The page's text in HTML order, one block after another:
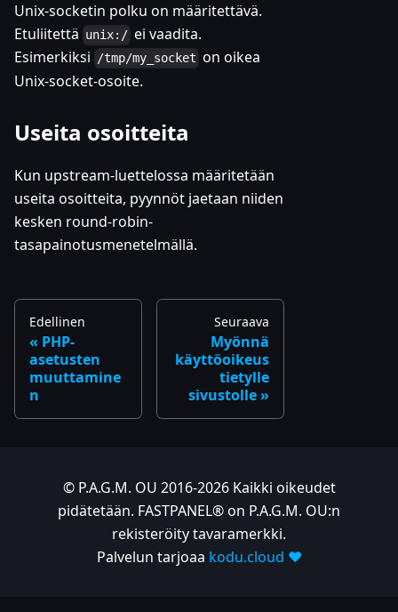
Unix-socketin polku on määritettävä.
Etuliitettä unix:/ ei vaadita.
Esimerkiksi /tmp/my_socket on oikea
Unix-socket-osoite.
Useita osoitteita
Kun upstream-luettelossa määritetään
useita osoitteita, pyynnöt jaetaan niiden
kesken round-robin-
tasapainotusmenetelmällä.
Edellinen
PHP-
asetusten
muuttamine
n
Seuraava
Myönnä
käyttöoikeus
tietylle
sivustolle
© P.A.G.M. OU 2016-2026 Kaikki oikeudet
pidätetään. FASTPANEL® on P.A.G.M. OU:n
rekisteröity tavaramerkki.
Palvelun tarjoaa kodu.cloud ❤️